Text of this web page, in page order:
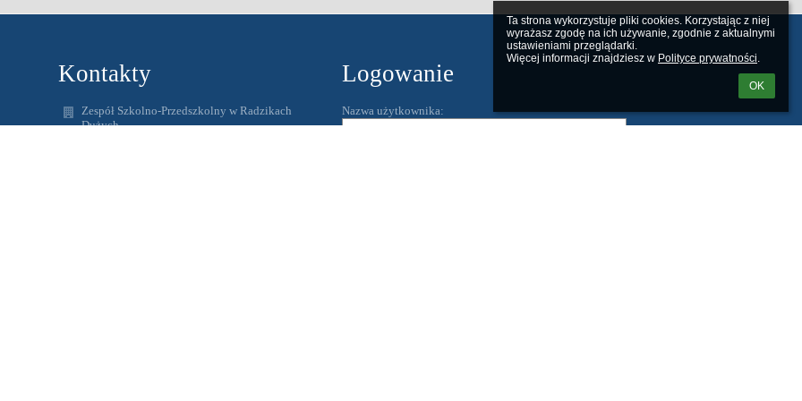
Ta strona wykorzystuje pliki cookies. Korzystając z niej
wyrażasz zgodę na ich używanie, zgodnie z aktualnymi
ustawieniami przeglądarki.
Więcej informacji znajdziesz w Polityce prywatności.
OK
Kontakty
Zespół Szkolno-Przedszkolny w Radzikach
Dużych
Logowanie
Nazwa użytkownika: